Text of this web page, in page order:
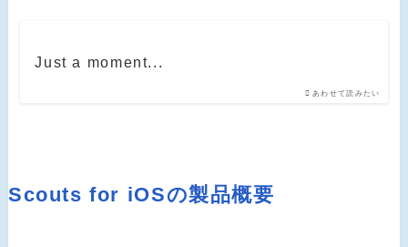
あわせて読みたい
Just a moment...
Scouts for iOSの製品概要